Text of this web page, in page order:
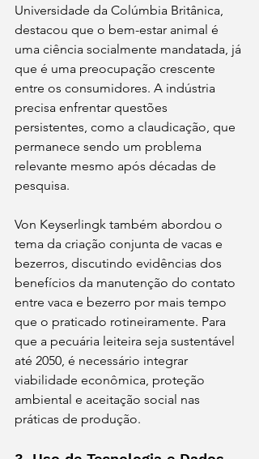
Universidade da Colúmbia Britânica,
destacou que o bem-estar animal é
uma ciência socialmente mandatada, já
que é uma preocupação crescente
entre os consumidores. A indústria
precisa enfrentar questões
persistentes, como a claudicação, que
permanece sendo um problema
relevante mesmo após décadas de
pesquisa.
Von Keyserlingk também abordou o
tema da criação conjunta de vacas e
bezerros, discutindo evidências dos
benefícios da manutenção do contato
entre vaca e bezerro por mais tempo
que o praticado rotineiramente. Para
que a pecuária leiteira seja sustentável
até 2050, é necessário integrar
viabilidade econômica, proteção
ambiental e aceitação social nas
práticas de produção.